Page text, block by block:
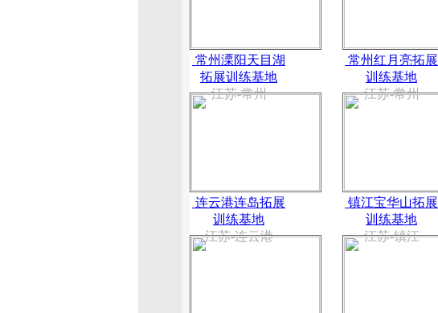
常州溧阳天目湖
拓展训练基地
江苏-常州
常州红月亮拓展
训练基地
江苏-常州
连云港连岛拓展
训练基地
江苏-连云港
镇江宝华山拓展
训练基地
江苏-镇江